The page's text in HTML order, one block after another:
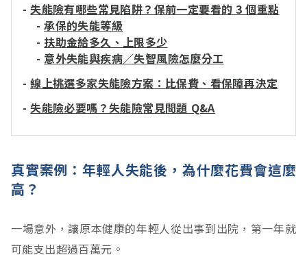
-失能險有哪些常見陷阱？保前一定要看的 3 個重點
-承保的失能等級
- 扶助金給多久、上限多少
- 意外失能與疾病／失智風險怎麼分工
-線上挑選多家失能險方案：比保費、看保障再決定
-失能險必要嗎？失能險常見問題 Q&A
真實案例：年輕人失能後，為什麼花費會這麼
高？
一場意外，讓原本健康的年輕人從出事到出院，第一年就
可能支出超過百萬元。